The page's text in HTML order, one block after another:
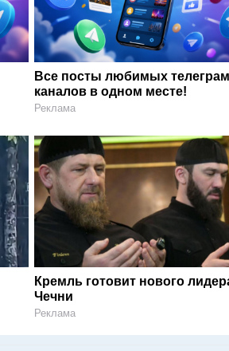
Все посты любимых
каналов в одном месте!
Реклама
Кремль готовит нового
Чечни
Реклама